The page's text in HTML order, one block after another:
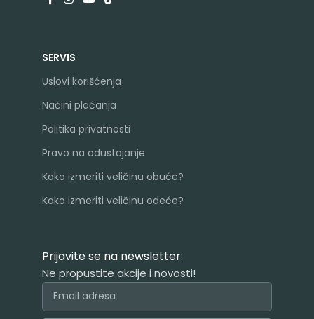
SERVIS
Uslovi korišćenja
Načini plaćanja
Politika privatnosti
Pravo na odustajanje
Kako izmeriti veličinu obuće?
Kako izmeriti veličinu odeće?
Prijavite se na newsletter:
Ne propustite akcije i novosti!